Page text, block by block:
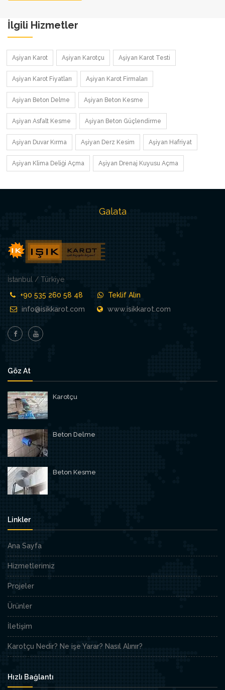
İlgili Hizmetler
Aşiyan Karot Aşiyan Karotçu Aşiyan Karot Testi
Aşiyan Karot Fiyatları Aşiyan Karot Firmaları
Aşiyan Beton Delme Aşiyan Beton Kesme
Aşiyan Asfalt Kesme Aşiyan Beton Güçlendirme
Aşiyan Duvar Kırma Aşiyan Derz Kesim Aşiyan Hafriyat
Aşiyan Klima Deliği Açma Aşiyan Drenaj Kuyusu Açma
Galata
İstanbul / Türkiye
+90 535 260 58 48
Teklif Alın
info@isikkarot.com
www.isikkarot.com
Göz At
Karotçu
Beton Delme
Beton Kesme
Linkler
Ana Sayfa
Hizmetlerimiz
Projeler
Ürünler
İletişim
Karotçu Nedir? Ne işe Yarar? Nasıl Alınır?
Hızlı Bağlantı